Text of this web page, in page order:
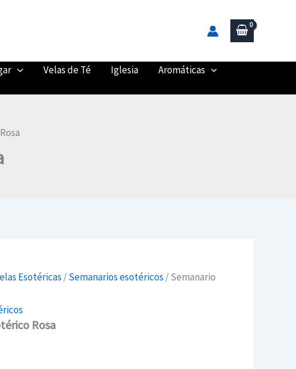
Velas de Té Iglesia
Aromáticas
Esotéricas /Semanarios esotéricos / Semanario
Rosa